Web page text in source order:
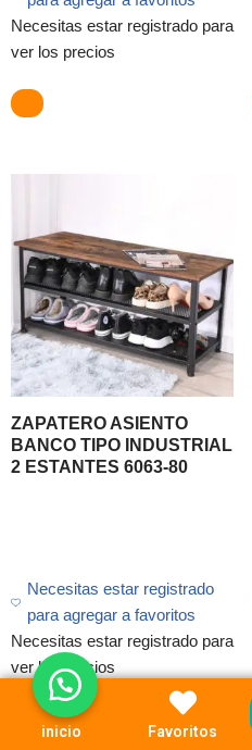
Necesitas estar registrado para
ver los precios
ZAPATERO ASIENTO
BANCO TIPO INDUSTRIAL
2 ESTANTES 6063-80
Necesitas estar registrado
para agregar a favoritos
Necesitas estar registrado para
ver los precios
inicio Favoritos